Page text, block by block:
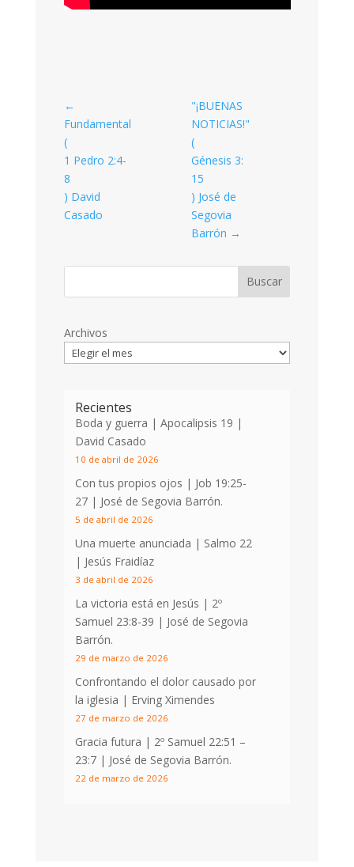
←
Fundamental
(
1 Pedro 2:4-
8
) David
Casado
"¡BUENAS
NOTICIAS!"
(
Génesis 3:
15
) José de
Segovia
Barrón →
Archivos
Recientes
Boda y guerra | Apocalipsis 19 |
David Casado
10 de abril de 2026
Con tus propios ojos | Job 19:25-
27| José de Segovia Barrón.
5 de abril de 2026
Una muerte anunciada | Salmo 22
| Jesús Fraidíaz
3 de abril de 2026
La victoria está en Jesús | 2º
Samuel 23:8-39 | José de Segovia
Barrón.
29 de marzo de 2026
Confrontando el dolor causado por
la iglesia | Erving Ximendes
27 de marzo de 2026
Gracia futura | 2º Samuel 22:51 –
23:7| José de Segovia Barrón.
22 de marzo de 2026